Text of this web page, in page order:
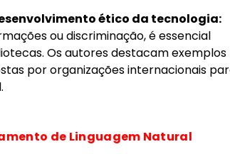
ético da tecnologia:
ou discriminação, é essencial
Os autores destacam exemplos
por organizações internacionais
de Linguagem Natural